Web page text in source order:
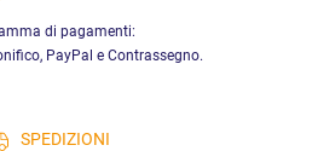
di pagamenti:
PayPal e Contrassegno.
SPEDIZIONI